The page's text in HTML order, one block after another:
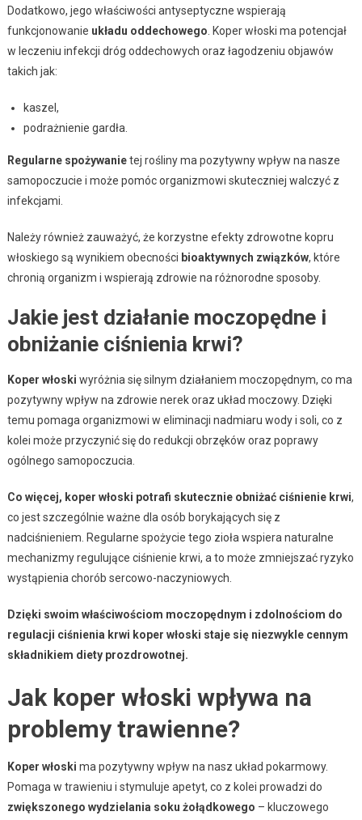
Dodatkowo, jego właściwości antyseptyczne wspierają
funkcjonowanie układu oddechowego . Koper włoski ma potencjał
w leczeniu infekcji dróg oddechowych oraz łagodzeniu objawów
takich jak:
kaszel,
podrażnienie gardła.
Regularne spożywanietej rośliny ma pozytywny wpływ na nasze
samopoczucie i może pomóc organizmowi skuteczniej walczyć z
infekcjami.
Należy również zauważyć, że korzystne efekty zdrowotne kopru
włoskiego są wynikiem obecności bioaktywnych związków, które
chronią organizm i wspierają zdrowie na różnorodne sposoby.
Jakie jest działanie moczopędne i
obniżanie ciśnienia krwi?
Koper włoski wyróżnia się silnym działaniem moczopędnym, co ma
pozytywny wpływ na zdrowie nerek oraz układ moczowy. Dzięki
temu pomaga organizmowi w eliminacji nadmiaru wody i soli, co z
kolei może przyczynić się do redukcji obrzęków oraz poprawy
ogólnego samopoczucia.
Co więcej, koper włoski potrafi skutecznie obniżać ciśnienie krwi,
co jest szczególnie ważne dla osób borykających się z
nadciśnieniem. Regularne spożycie tego zioła wspiera naturalne
mechanizmy regulujące ciśnienie krwi, a to może zmniejszać ryzyko
wystąpienia chorób sercowo-naczyniowych.
Dzięki swoim właściwościom moczopędnym i zdolnościom do
regulacji ciśnienia krwi koper włoski staje się niezwykle cennym
składnikiem diety prozdrowotnej.
Jak koper włoski wpływa na
problemy trawienne?
Koper włoski ma pozytywny wpływ na nasz układ pokarmowy.
Pomaga w trawieniu i stymuluje apetyt, co z kolei prowadzi do
zwiększonego wydzielania soku żołądkowego – kluczowego